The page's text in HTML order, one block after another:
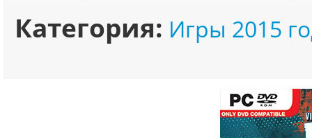
Категория: Игры 2015